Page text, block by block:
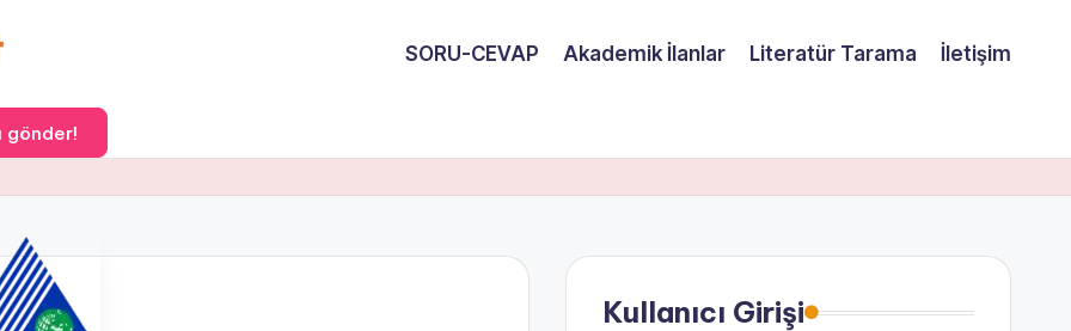
SORU-CEVAP Akademik İlanlar Literatür Tarama İletişim
gönder!
Kullanıcı Girişi